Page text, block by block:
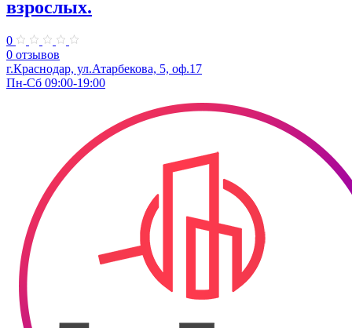
взрослых.
0
0 отзывов
г.Краснодар, ул.​Атарбекова, 5, оф.​17
Пн-Сб 09:00-19:00